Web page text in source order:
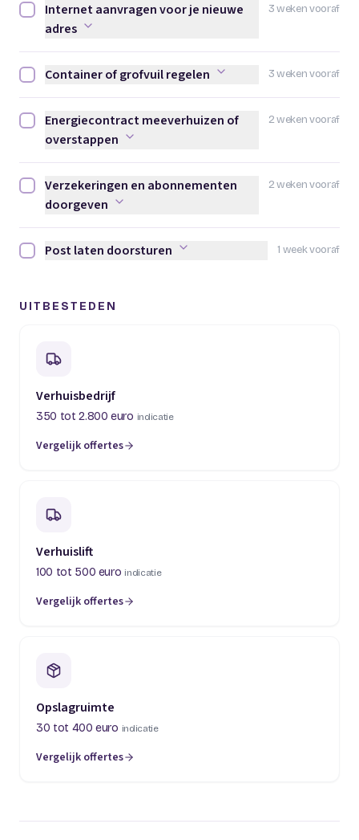
3 weken vooraf
Internet aanvragen voor je nieuwe adres afvinken
Internet aanvragen voor je nieuwe
adres
3 weken vooraf
Container of grofvuil regelen afvinken
Container of grofvuil regelen
2 weken vooraf
Energiecontract meeverhuizen of overstappen afvinken
Energiecontract meeverhuizen of
overstappen
2 weken vooraf
Verzekeringen en abonnementen doorgeven afvinken
Verzekeringen en abonnementen
doorgeven
1 week vooraf
Post laten doorsturen afvinken
Post laten doorsturen
UITBESTEDEN
Verhuisbedrijf
350 tot 2.800 euro indicatie
Vergelijk offertes
(opent in een nieuw tabblad)
Verhuislift
100 tot 500 euro indicatie
Vergelijk offertes
(opent in een nieuw tabblad)
Opslagruimte
30 tot 400 euro indicatie
Vergelijk offertes
(opent in een nieuw tabblad)